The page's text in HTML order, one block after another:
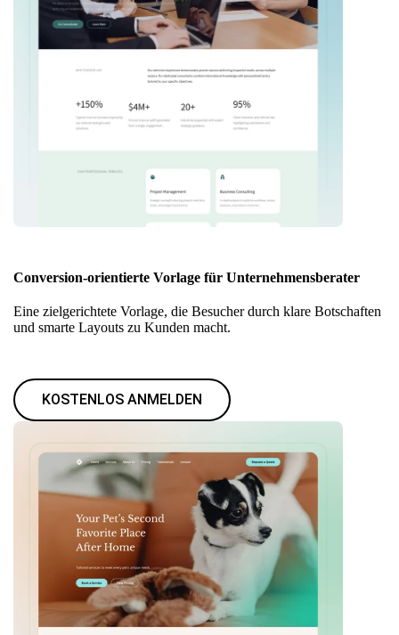
Conversion-orientierte Vorlage für Unternehmensberater
Eine zielgerichtete Vorlage, die Besucher durch klare Botschaften
und smarte Layouts zu Kunden macht.
KOSTENLOS ANMELDEN